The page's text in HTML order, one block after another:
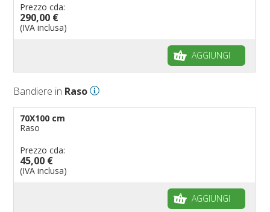
Prezzo cda:
290,00 €
(IVA inclusa)
AGGIUNGI
Bandiere in Raso
70X100 cm
Raso
Prezzo cda:
45,00 €
(IVA inclusa)
AGGIUNGI